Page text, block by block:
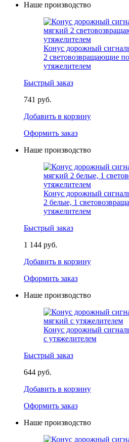
Наше производство
Конус дорожный
2 световозвращающие
утяжелителем
Быстрый заказ
741 руб.
Добавить в корзину
Оформить заказ
Наше производство
Конус дорожный
2 белые, 1
утяжелителем
Быстрый заказ
1 144 руб.
Добавить в корзину
Оформить заказ
Наше производство
Конус дорожный
с утяжелителем
Быстрый заказ
644 руб.
Добавить в корзину
Оформить заказ
Наше производство